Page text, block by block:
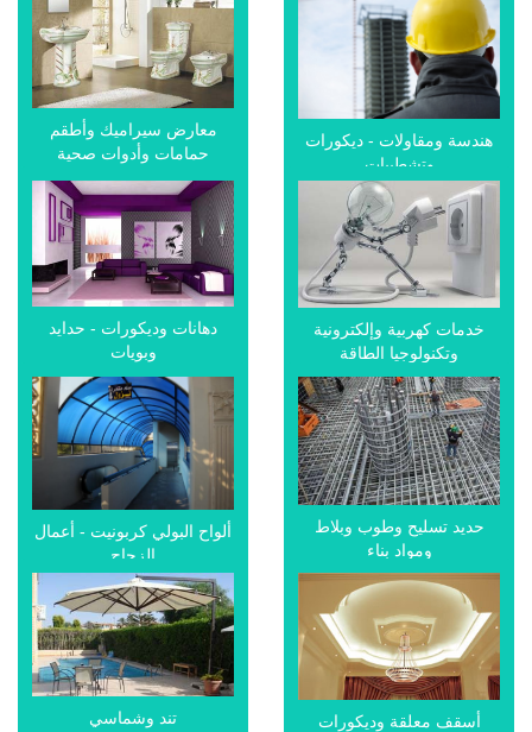
هندسة ومقاولات - ديكورات
وتشطيبات
معارض سيراميك وأطقم
حمامات وأدوات صحية
خدمات كهربية وإلكترونية
وتكنولوجيا الطاقة
دهانات وديكورات - حدايد
وبويات
حديد تسليح وطوب وبلاط
ومواد بناء
ألواح البولي كربونيت - أعمال
الزجاج
أسقف معلقة وديكورات تند وشماسي